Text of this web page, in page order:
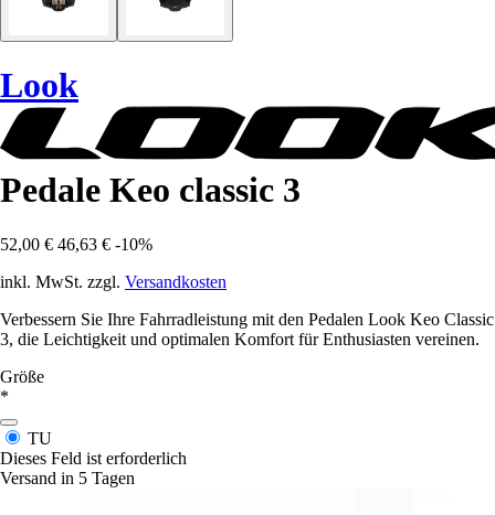
Look
Pedale Keo classic 3
52,00 € 46,63 € -10%
inkl. MwSt. zzgl. Versandkosten
Verbessern Sie Ihre Fahrradleistung mit den Pedalen Look Keo Classic
3, die Leichtigkeit und optimalen Komfort für Enthusiasten vereinen.
Größe
*
TU
Dieses Feld ist erforderlich
Versand in 5 Tagen